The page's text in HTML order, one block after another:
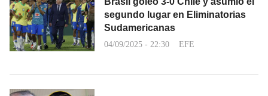
segundo lugar en Eliminatorias
Sudamericanas
04/09/2025 - 22:30 EFE